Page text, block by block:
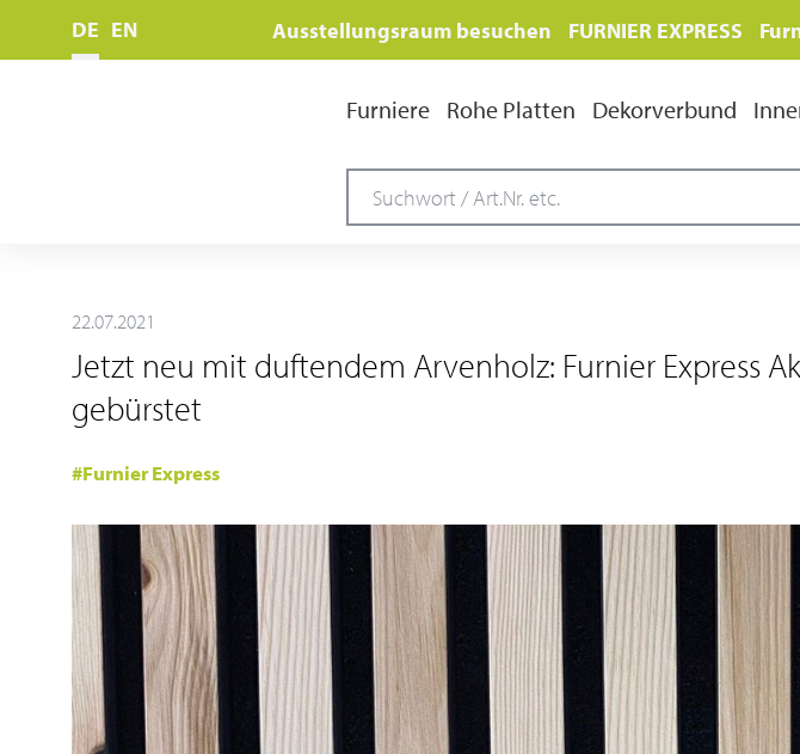
Ausstellungsraum besuchen FURNIER EXPRESS
DE EN
Furniere Rohe Platten Dekorverbund
22.07.2021
Jetzt neu mit duftendem Arvenholz: Furnier Express
gebürstet
#Furnier Express